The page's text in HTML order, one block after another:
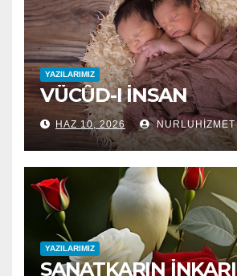
YAZILARIMIZ
VÜCÛD-I İNSAN
HAZ 10, 2026 NURLUHIZMET
YAZILARIMIZ
SANATKARIN İNKARI